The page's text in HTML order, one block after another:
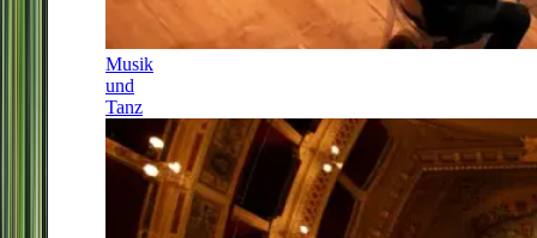
Musik
und
Tanz